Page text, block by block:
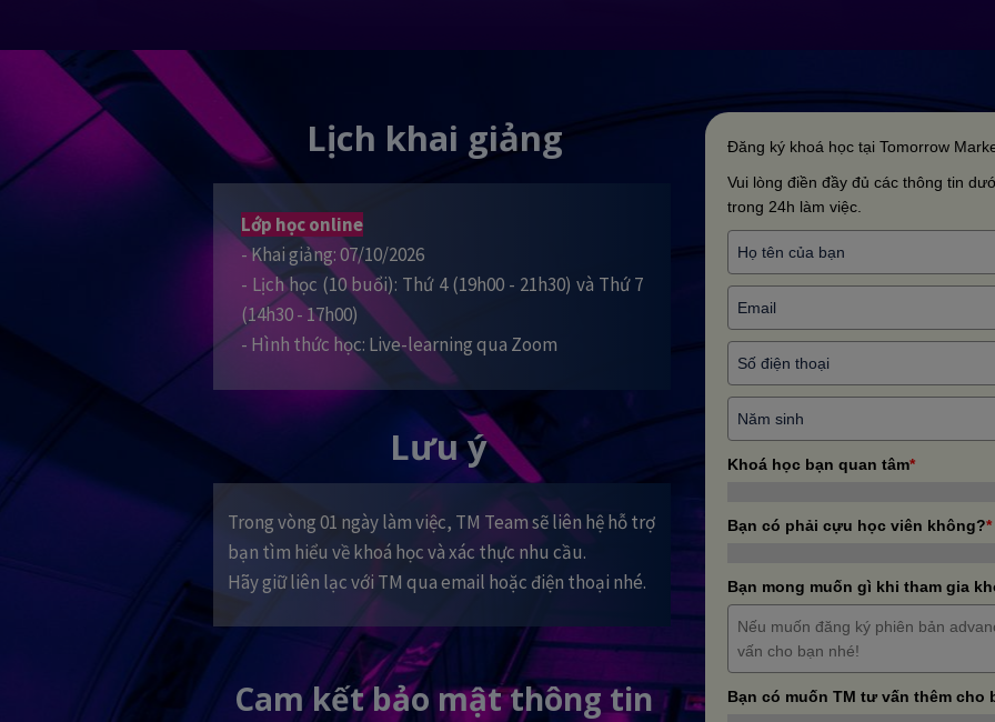
Lịch khai giảng
Lớp học online
- Khai giảng: 07/10/2026
- Lịch học (10 buổi): Thứ 4 (19h00 - 21h30) và Thứ 7
(14h30 - 17h00)
- Hình thức học: Live-learning qua Zoom
Đăng ký khoá học tại Tomorrow
Vui lòng điền đầy đủ các thông tin
trong 24h làm việc.
Khoá học bạn quan tâm*
Bạn có phải cựu học viên không?*
Bạn mong muốn gì khi tham gia
Bạn có muốn TM tư vấn thêm cho
Lưu ý
Trong vòng 01 ngày làm việc, TM Team sẽ liên hệ hỗ trợ
bạn tìm hiểu về khoá học và xác thực nhu cầu.
Hãy giữ liên lạc với TM qua email hoặc điện thoại nhé.
Cam kết bảo mật thông tin